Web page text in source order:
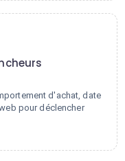
d'achat, date
pour déclencher